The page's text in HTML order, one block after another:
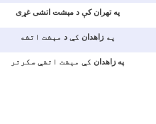
په تهران کې د مېشت اتشی غړی
پهزاهدان کې د مېشت اتشه
په زاهدان کې مېشت اتشې سکرتر